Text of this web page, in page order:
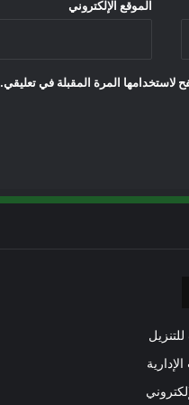
الموقع الإلكتروني
لاستخدامها المرة المقبلة في تعليقي.